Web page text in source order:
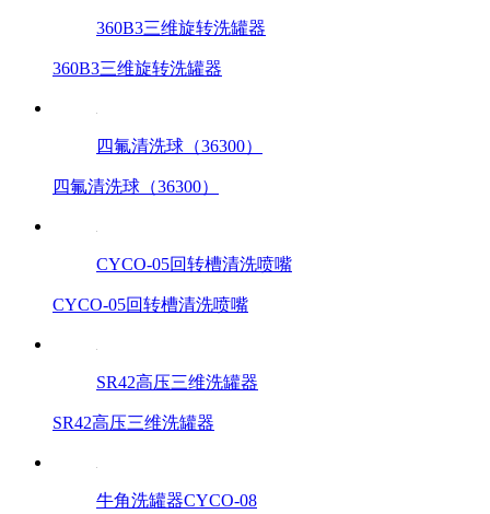
360B3三维旋转洗罐器
360B3三维旋转洗罐器
四氟清洗球（36300）
四氟清洗球（36300）
CYCO-05回转槽清洗喷嘴
CYCO-05回转槽清洗喷嘴
SR42高压三维洗罐器
SR42高压三维洗罐器
牛角洗罐器CYCO-08